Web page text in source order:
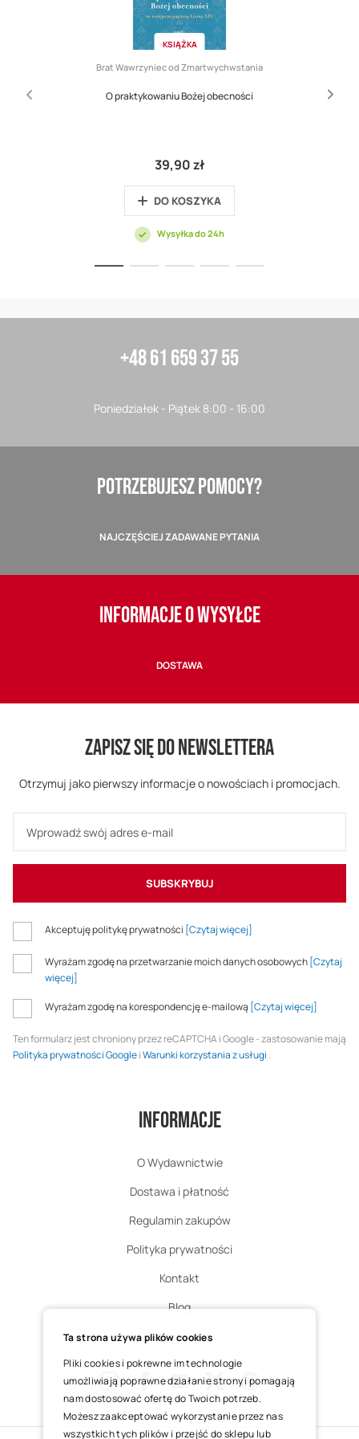
KSIĄŻKA
Brat Wawrzyniec od Zmartwychwstania
O praktykowaniu Bożej obecności
39,90 zł
DO KOSZYKA
Wysyłka do 24h
+48 61 659 37 55
Poniedziałek - Piątek 8:00 - 16:00
POTRZEBUJESZ POMOCY?
NAJCZĘŚCIEJ ZADAWANE PYTANIA
INFORMACJE O WYSYŁCE
DOSTAWA
ZAPISZ SIĘ DO NEWSLETTERA
Otrzymuj jako pierwszy informacje o nowościach i promocjach.
SUBSKRYBUJ
Akceptuję politykę prywatności [Czytaj więcej]
Wyrażam zgodę na przetwarzanie moich danych osobowych[Czytaj
więcej]
Wyrażam zgodę na korespondencję e-mailową [Czytaj więcej]
Ten formularz jest chroniony przez reCAPTCHA i Google - zastosowanie mają
Polityka prywatności GoogleiWarunki korzystania z usługi .
Informacje
O Wydawnictwie
Dostawa i płatność
Regulamin zakupów
Polityka prywatności
Kontakt
Blog
Zgłoś zwrot
InstagramFacebookYoutube
X Pinterest
Ta strona używa plików cookies
Pliki cookies i pokrewne im technologie
umożliwiają poprawne działanie strony i pomagają
nam dostosować ofertę do Twoich potrzeb.
Możesz zaakceptować wykorzystanie przez nas
wszystkich tych plików i przejść do sklepu lub